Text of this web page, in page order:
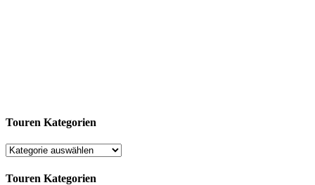
Touren Kategorien
Touren Kategorien